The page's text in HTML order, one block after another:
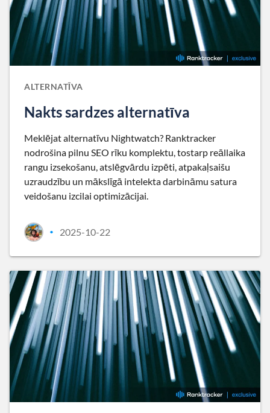
ALTERNATĪVA
Nakts sardzes alternatīva
Meklējat alternatīvu Nightwatch? Ranktracker
nodrošina pilnu SEO rīku komplektu, tostarp reāllaika
rangu izsekošanu, atslēgvārdu izpēti, atpakaļsaišu
uzraudzību un mākslīgā intelekta darbināmu satura
veidošanu izcilai optimizācijai.
• 2025-10-22